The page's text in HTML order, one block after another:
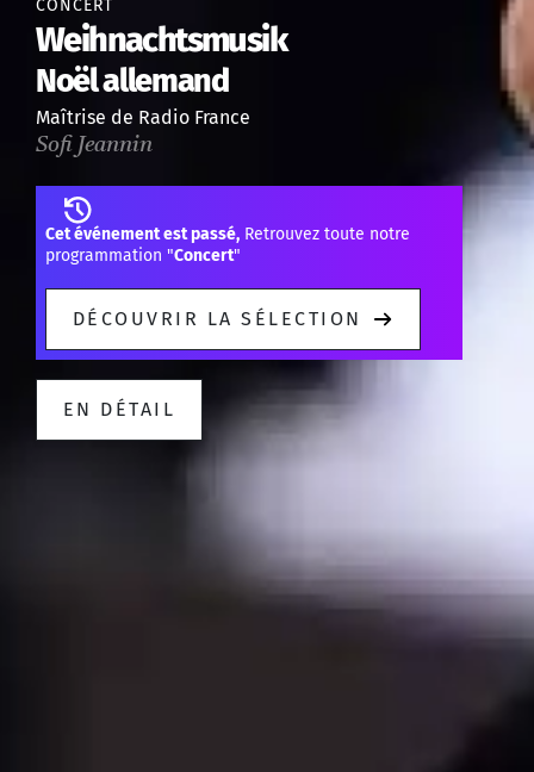
CONCERT
Weihnachtsmusik
Noël allemand
Maîtrise de Radio France
Sofi Jeannin
Cet événement est passé, Retrouvez toute notre
programmation "Concert"
DÉCOUVRIR LA SÉLECTION
EN DÉTAIL